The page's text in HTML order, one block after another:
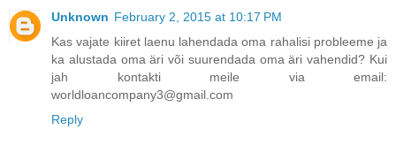
Unknown February 2, 2015 at 10:17 PM
Kas vajate kiiret laenu lahendada oma rahalisi probleeme ja
ka alustada oma äri või suurendada oma äri vahendid? Kui
jah kontakti meile via email:
worldloancompany3@gmail.com
Reply